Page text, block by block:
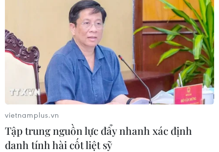
kinh tế tham gia, tạo điều kiện cho các doanh
nghiệp tổ chức các hoạt động kích cầu, tiêu thụ
sản phẩm, giảm lượng hàng tồn kho và phục vụ
nhu cầu mua sắm của người dân, góp phần tăng
trưởng kinh tế Thủ đô./.
(TTXVN/Vietnam+)
vietnamplus.vn
Tập trung nguồn lực đẩy nhanh xác định
danh tính hài cốt liệt sỹ